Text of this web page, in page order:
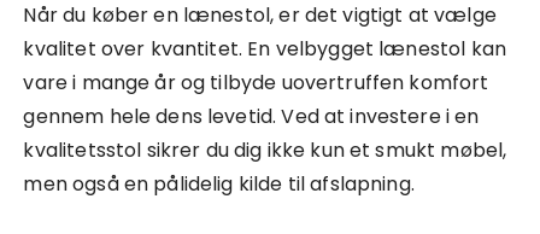
Når du køber en lænestol, er det vigtigt at vælge
kvalitet over kvantitet. En velbygget lænestol kan
vare i mange år og tilbyde uovertruffen komfort
gennem hele dens levetid. Ved at investere i en
kvalitetsstol sikrer du dig ikke kun et smukt møbel,
men også en pålidelig kilde til afslapning.